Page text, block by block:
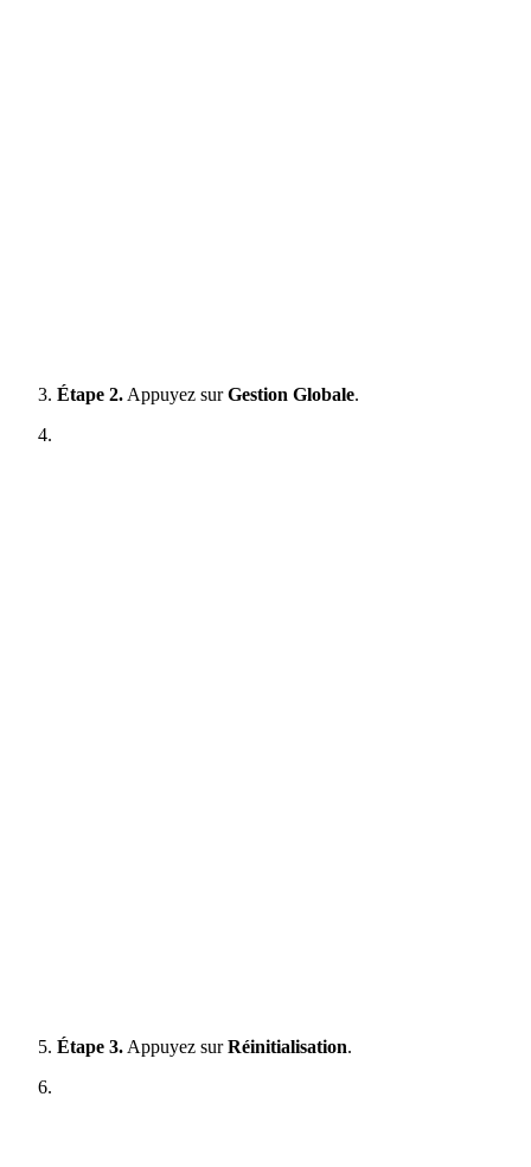
Étape 2. Appuyez surGestion Globale.
Étape 3. Appuyez surRéinitialisation.